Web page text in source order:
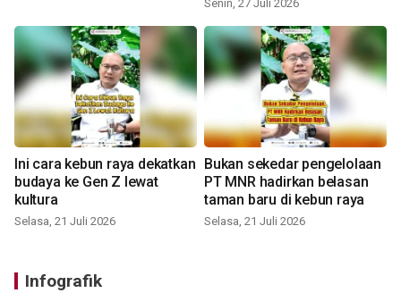
Senin, 27 Juli 2026
Ini cara kebun raya dekatkan
budaya ke Gen Z lewat
kultura
Selasa, 21 Juli 2026
Bukan sekedar pengelolaan
PT MNR hadirkan belasan
taman baru di kebun raya
Selasa, 21 Juli 2026
Infografik